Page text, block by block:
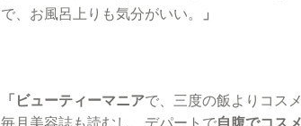
で、お風呂上りも気分がいい。
」
「ビューティーマニアで、三度の飯よりコスメ
毎月美容誌も読むし、デパートで自腹でコス